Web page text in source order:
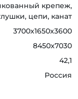
крепеж,
цепи, канат
3700х1650х3600
8450x7030
42,1
Россия